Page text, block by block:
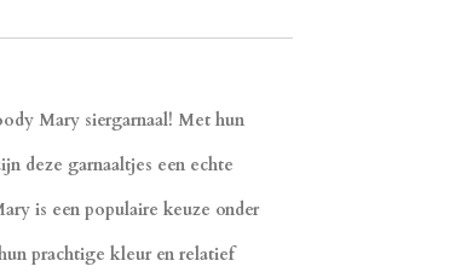
Mary siergarnaal! Met hun
deze garnaaltjes een echte
is een populaire keuze onder
prachtige kleur en relatief